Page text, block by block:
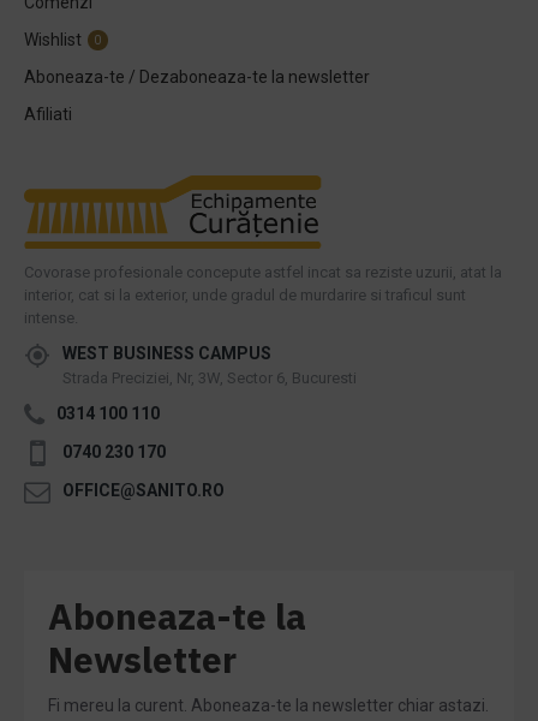
Wishlist
0
Aboneaza-te / Dezaboneaza-te la newsletter
Afiliati
Covorase profesionale concepute astfel incat sa reziste uzurii, atat la
interior, cat si la exterior, unde gradul de murdarire si traficul sunt
intense.
WEST BUSINESS CAMPUS
Strada Preciziei, Nr, 3W, Sector 6, Bucuresti
0314 100 110
0740 230 170
OFFICE@SANITO.RO
Aboneaza-te la
Newsletter
Fi mereu la curent. Aboneaza-te la newsletter chiar astazi.